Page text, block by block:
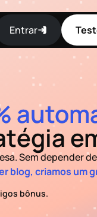
Entrar
Sem depender
blog, criamos um
bônus.